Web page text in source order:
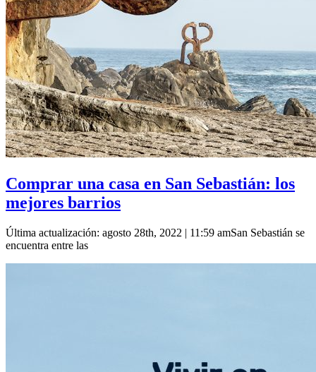
Comprar una casa en San Sebastián: los
mejores barrios
Última actualización: agosto 28th, 2022 | 11:59 amSan Sebastián se
encuentra entre las